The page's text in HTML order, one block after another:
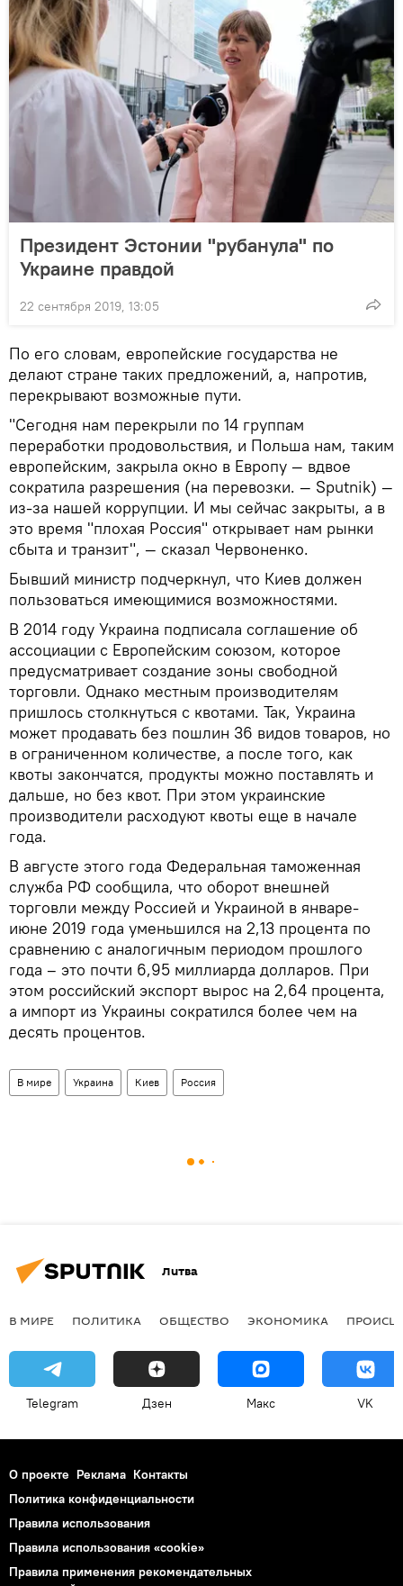
Президент Эстонии "рубанула" по
Украине правдой
22 сентября 2019, 13:05
По его словам, европейские государства не
делают стране таких предложений, а, напротив,
перекрывают возможные пути.
"Сегодня нам перекрыли по 14 группам
переработки продовольствия, и Польша нам, таким
европейским, закрыла окно в Европу — вдвое
сократила разрешения (на перевозки. — Sputnik) —
из-за нашей коррупции. И мы сейчас закрыты, а в
это время "плохая Россия" открывает нам рынки
сбыта и транзит", — сказал Червоненко.
Бывший министр подчеркнул, что Киев должен
пользоваться имеющимися возможностями.
В 2014 году Украина подписала соглашение об
ассоциации с Европейским союзом, которое
предусматривает создание зоны свободной
торговли. Однако местным производителям
пришлось столкнуться с квотами. Так, Украина
может продавать без пошлин 36 видов товаров, но
в ограниченном количестве, а после того, как
квоты закончатся, продукты можно поставлять и
дальше, но без квот. При этом украинские
производители расходуют квоты еще в начале
года.
В августе этого года Федеральная таможенная
служба РФ сообщила, что оборот внешней
торговли между Россией и Украиной в январе-
июне 2019 года уменьшился на 2,13 процента по
сравнению с аналогичным периодом прошлого
года – это почти 6,95 миллиарда долларов. При
этом российский экспорт вырос на 2,64 процента,
а импорт из Украины сократился более чем на
десять процентов.
В мире Украина Киев Россия
Литва
В МИРЕ ПОЛИТИКА ОБЩЕСТВО ЭКОНОМИКА
Telegram Дзен Макс VK
О проекте Реклама Контакты
Политика конфиденциальности
Правила использования
Правила использования «cookie»
Правила применения рекомендательных